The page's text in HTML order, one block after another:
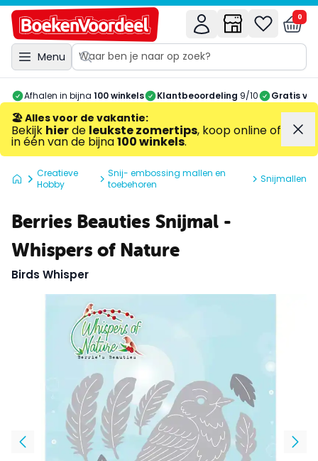
Menu
0
Afhalen in bijna 100 winkels Klantbeoordeling 9/10 Gratis
🏖️ Alles voor de vakantie:
Bekijk hierde leukste zomertips, koop online of
in één van de bijna100 winkels.
Creatieve
Hobby
Snij- embossing mallen en
toebehoren
Snijmallen
Berries Beauties Snijmal -
Whispers of Nature
Birds Whisper